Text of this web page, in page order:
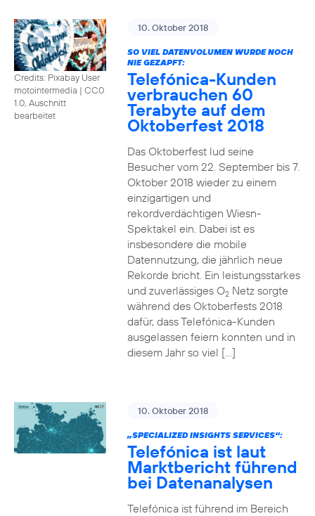
Credits: Pixabay User
motointermedia | CC0
1.0, Auschnitt
bearbeitet
10. Oktober 2018
SO VIEL DATENVOLUMEN WURDE NOCH
NIE GEZAPFT:
Telefónica-Kunden
verbrauchen 60
Terabyte auf dem
Oktoberfest 2018
Das Oktoberfest lud seine
Besucher vom 22. September bis 7.
Oktober 2018 wieder zu einem
einzigartigen und
rekordverdächtigen Wiesn-
Spektakel ein. Dabei ist es
insbesondere die mobile
Datennutzung, die jährlich neue
Rekorde bricht. Ein leistungsstarkes
und zuverlässiges O2Netz sorgte
während des Oktoberfests 2018
dafür, dass Telefónica-Kunden
ausgelassen feiern konnten und in
diesem Jahr so viel […]
10. Oktober 2018
„SPECIALIZED INSIGHTS SERVICES“:
Telefónica ist laut
Marktbericht führend
bei Datenanalysen
Telefónica ist führend im Bereich